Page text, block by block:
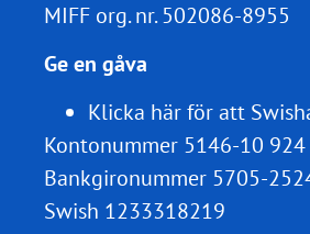
MIFF org. nr.502086-8955
Ge en gåva
Klicka här för att
Kontonummer 5146-10 924
Bankgironummer 5705-
Swish 1233318219